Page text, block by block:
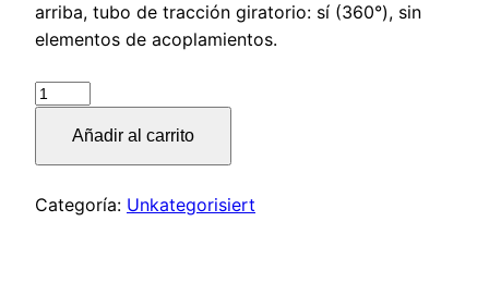
arriba, tubo de tracción giratorio: sí (360°), sin
elementos de acoplamientos.
Instalación
lanza
remolque
Añadir al carrito
Categoría: Unkategorisiert